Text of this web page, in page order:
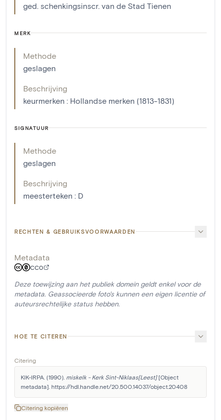
ged. schenkingsinscr. van de Stad Tienen
MERK
Methode
geslagen
Beschrijving
keurmerken : Hollandse merken (1813-1831)
SIGNATUUR
Methode
geslagen
Beschrijving
meesterteken : D
RECHTEN & GEBRUIKSVOORWAARDEN
Metadata
CC0
Deze toewijzing aan het publiek domein geldt enkel voor de
metadata. Geassocieerde foto's kunnen een eigen licentie of
auteursrechtelijke status hebben.
HOE TE CITEREN
Citering
KIK-IRPA. (1990). miskelk - Kerk Sint-Niklaas[Leest] [Object
metadata]. https://hdl.handle.net/20.500.14037/object.20408
Citering kopiëren